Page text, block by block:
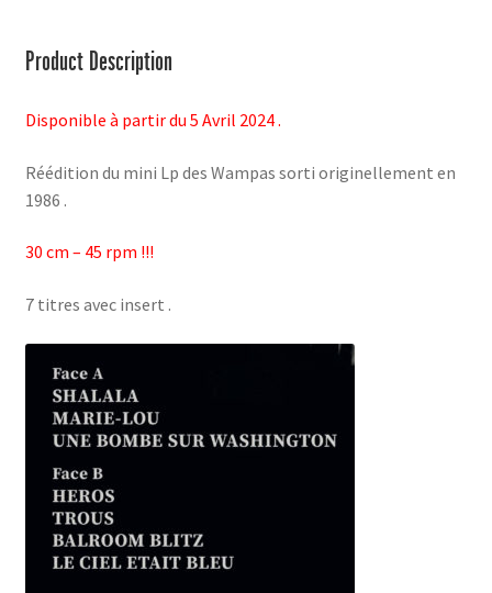
Product Description
Disponible à partir du 5 Avril 2024 .
Réédition du mini Lp des Wampas sorti originellement en
1986 .
30 cm – 45 rpm !!!
7 titres avec insert .